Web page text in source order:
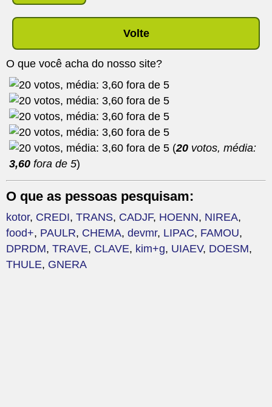
Volte
O que você acha do nosso site?
(20 votos, média:
3,60 fora de 5)
O que as pessoas pesquisam:
kotor, CREDI, TRANS, CADJF, HOENN, NIREA,
food+, PAULR, CHEMA, devmr, LIPAC, FAMOU,
DPRDM, TRAVE, CLAVE, kim+g, UIAEV, DOESM,
THULE, GNERA